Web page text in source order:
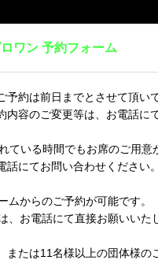
ワン 予約フォーム
予約は前日までとさせて頂い
内容のご変更等は、お電話に
ている時間でもお席のご用意
話にてお問い合わせください。
ムからのご予約が可能です。
、お電話にて直接お願いいた
または11名様以上の団体様の